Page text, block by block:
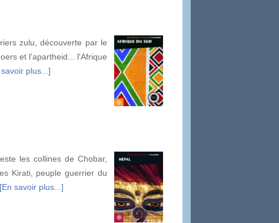
zulu, découverte par le
et l'apartheid... l'Afrique
plus...]
les collines de Chobar,
Kirati, peuple guerrier du
[En savoir plus...]